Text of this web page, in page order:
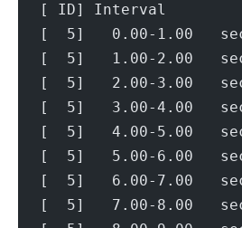
[ ID] Interval
[  5]   0.00-1.00
[  5]   1.00-2.00
[  5]   2.00-3.00
[  5]   3.00-4.00
[  5]   4.00-5.00
[  5]   5.00-6.00
[  5]   6.00-7.00
[  5]   7.00-8.00